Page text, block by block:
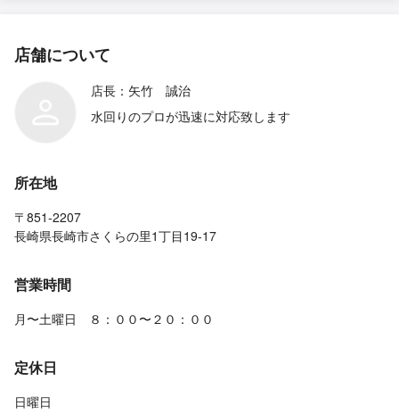
店舗について
店長：矢竹 誠治
水回りのプロが迅速に対応致します
所在地
〒851-2207
長崎県長崎市さくらの里1丁目19-17
営業時間
月〜土曜日 ８：００〜２０：００
定休日
日曜日